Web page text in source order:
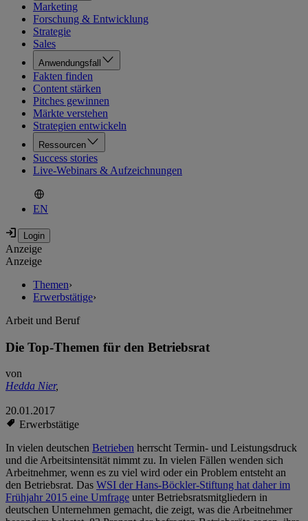
Marketing
Forschung & Entwicklung
Strategie
Sales
Anwendungsfall
Fakten finden
Content stärken
Pitches gewinnen
Märkte verstehen
Strategien entwickeln
Ressourcen
Success stories
Live-Webinars & Aufzeichnungen
EN
Anzeige
Anzeige
Themen›
Erwerbstätige›
Arbeit und Beruf
Die Top-Themen für den Betriebsrat
von
Hedda Nier,
20.01.2017
Erwerbstätige
In vielen deutschen Betrieben herrscht Termin- und Leistungsdruck
und die Arbeitsintensität nimmt zu. In vielen Fällen wenden sich
Arbeitnehmer, wenn es zu viel wird oder ein Problem entsteht an
den Betriebsrat. Das WSI der Hans-Böckler-Stiftung hat daher im
Frühjahr 2015 eine Umfrage unter Betriebsratsmitgliedern in
deutschen Unternehmen gemacht, die zeigt, was die Arbeitnehmer